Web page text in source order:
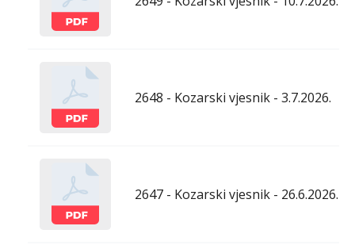
2648 - Kozarski vjesnik - 3.7.2026.
2647 - Kozarski vjesnik - 26.6.2026.